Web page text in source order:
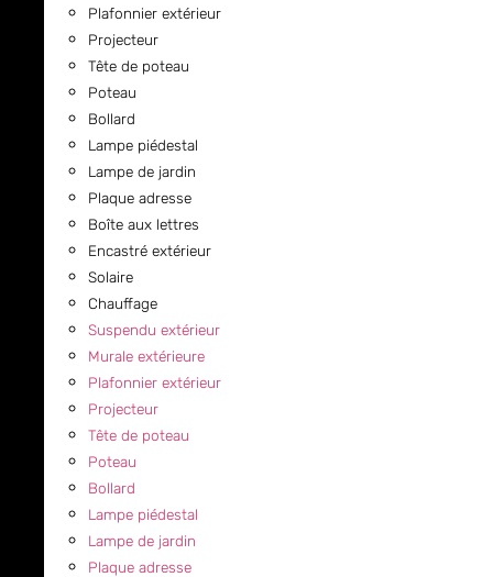
Plafonnier extérieur
Projecteur
Tête de poteau
Poteau
Bollard
Lampe piédestal
Lampe de jardin
Plaque adresse
Boîte aux lettres
Encastré extérieur
Solaire
Chauffage
Suspendu extérieur
Murale extérieure
Plafonnier extérieur
Projecteur
Tête de poteau
Poteau
Bollard
Lampe piédestal
Lampe de jardin
Plaque adresse